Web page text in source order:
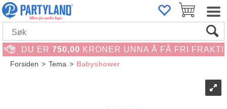
DU ER 750,00 KRONER UNNA Å FÅ FRI FRAKT!
Forsiden>Tema>Babyshower